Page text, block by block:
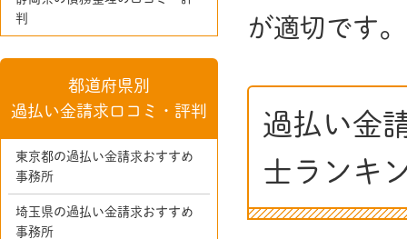
が適切です。
過払い金
士ランキ
判
都道府県別
過払い金請求口コミ・評判
東京都の過払い金請求おすすめ
事務所
埼玉県の過払い金請求おすすめ
事務所